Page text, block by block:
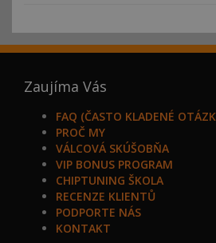
Zaujíma Vás
FAQ (ČASTO KLADENÉ
PROČ MY
VÁLCOVÁ SKÚŠOBŇA
VIP BONUS PROGRAM
CHIPTUNING ŠKOLA
RECENZE KLIENTŮ
PODPORTE NÁS
KONTAKT